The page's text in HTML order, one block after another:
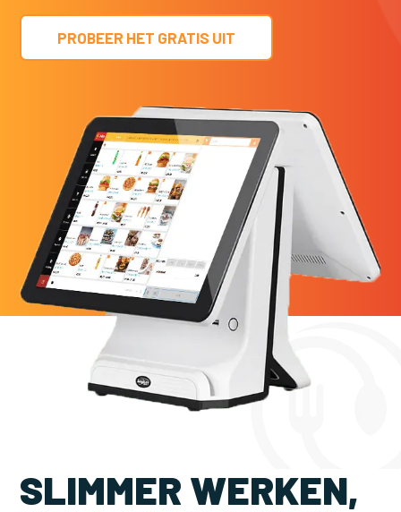
PROBEER HET GRATIS UIT
SLIMMER WERKEN,